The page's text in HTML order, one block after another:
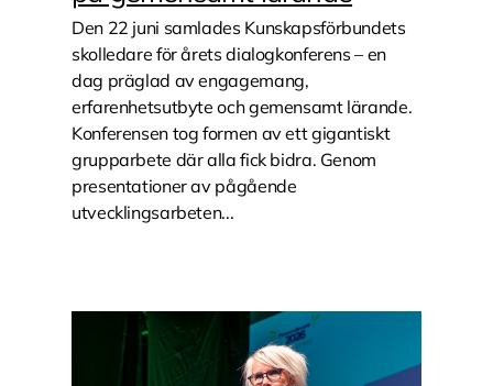
Den 22 juni samlades Kunskapsförbundets
skolledare för årets dialogkonferens – en
dag präglad av engagemang,
erfarenhetsutbyte och gemensamt lärande.
Konferensen tog formen av ett gigantiskt
grupparbete där alla fick bidra. Genom
presentationer av pågående
utvecklingsarbeten...